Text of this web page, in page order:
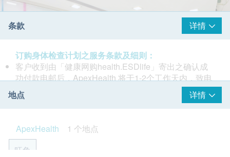
条款 详情
订购身体检查计划之服务条款及细则：
客户收到由「健康网购health.ESDlife」寄出之确认成
功付款电邮后，ApexHealth 将于1-2个工作天内，致电
客户预约身体检查的时间及地点。客户必须于预约当天
出示身份证及打印订购确认信以确认身份。
本身体检查计划有效期为2个月，客户必须于2个月内
(由确认付款日期起计)接受有关检查，逾期作废。
报告时间： 一般情况下，报告将于检测后约 2星期完成
（不包括星期六、日及公众假期）。部分特定测试的报
地点 详情
ApexHealth
1 个地点
旺角